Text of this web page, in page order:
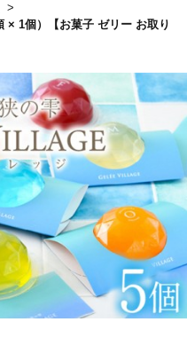
× 1個）【お菓子 ゼリー お取り